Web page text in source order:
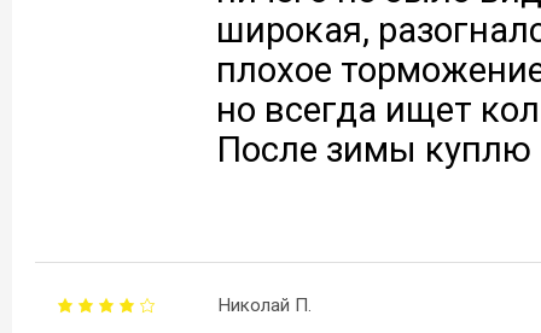
широкая,
плохое
но всегда ищет
После зимы куплю
Николай П.